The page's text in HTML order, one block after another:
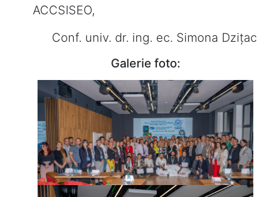
ACCSISEO,
Conf. univ. dr. ing. ec. Simona Dzițac
Galerie foto: